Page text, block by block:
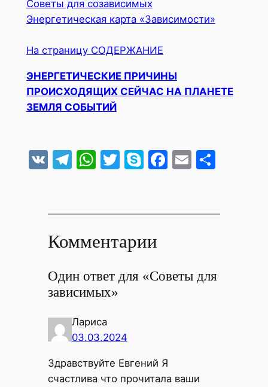
Советы для созависимых
Энергетическая карта «Зависимости»
На страницу СОДЕРЖАНИЕ
ЭНЕРГЕТИЧЕСКИЕ ПРИЧИНЫ
ПРОИСХОДЯЩИХ СЕЙЧАС НА ПЛАНЕТЕ
ЗЕМЛЯ СОБЫТИЙ
VKTelegram
WhatsApp
Twitter
Skype
Facebook
Email
Комментарии
Один ответ для «Советы для
зависимых»
Лариса
03.03.2024
Здравствуйте Евгений Я
счастлива что прочитала ваши